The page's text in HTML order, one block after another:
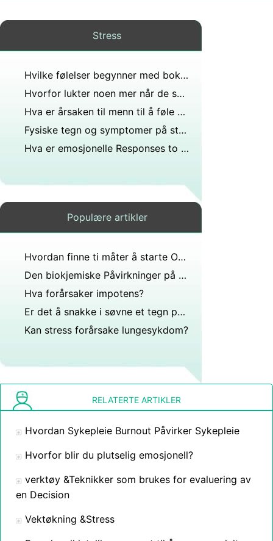
Stress
Hvilke følelser begynner med bokstaven l?
Hvorfor lukter noen mer når de svetter?
Hva er årsaken til menn til å føle at de ikke fortjener kjærlighet
Fysiske tegn og symptomer på stress
Hva er emosjonelle Responses to hjem innbrudd
Populære artikler
Hvordan finne ti måter å starte Over
Den biokjemiske Påvirkninger på Aggression
Hva forårsaker impotens?
Er det å snakke i søvne et tegn på stress?
Kan stress forårsake lungesykdom?
RELATERTE ARTIKLER
Hvordan Sykepleie Burnout Påvirker Sykepleie
Hvorfor blir du plutselig emosjonell?
verktøy &Teknikker som brukes for evaluering av
en Decision
Vektøkning &Stress